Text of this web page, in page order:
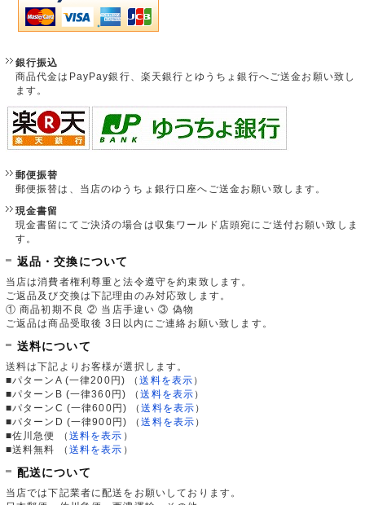
銀行振込
商品代金はPayPay銀行、楽天銀行とゆうちょ銀行へご送金お願い致し
ます。
郵便振替
郵便振替は、当店のゆうちょ銀行口座へご送金お願い致します。
現金書留
現金書留にてご決済の場合は収集ワールド店頭宛にご送付お願い致しま
す。
返品・交換について
当店は消費者権利尊重と法令遵守を約束致します。
ご返品及び交換は下記理由のみ対応致します。
① 商品初期不良 ② 当店手違い ③ 偽物
ご返品は商品受取後 3日以内にご連絡お願い致します。
送料について
送料は下記よりお客様が選択します。
■パターンA (一律200円)
（送料を表示 ）
■パターンB (一律360円)
（送料を表示 ）
■パターンC (一律600円)
（送料を表示 ）
■パターンD (一律900円)
（送料を表示 ）
■佐川急便
（ 送料を表示 ）
■送料無料
（ 送料を表示 ）
配送について
当店では下記業者に配送をお願いしております。